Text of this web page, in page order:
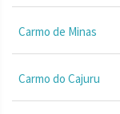
Carmo de Minas
Carmo do Cajuru